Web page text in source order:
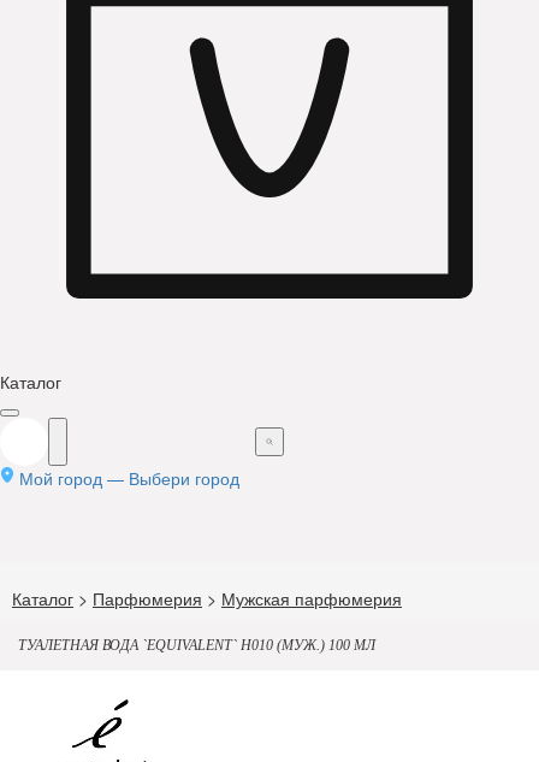
Каталог
Мой город — Выбери город
Каталог > Парфюмерия > Мужская парфюмерия
ТУАЛЕТНАЯ ВОДА `EQUIVALENT` H010 (МУЖ.) 100 МЛ